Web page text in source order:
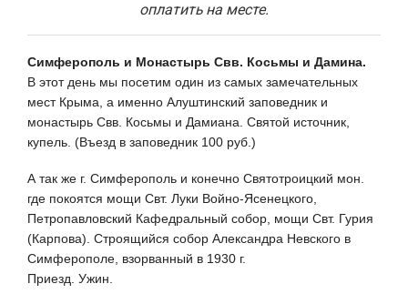
оплатить на месте.
Симферополь и Монастырь Свв. Косьмы и Дамина.
В этот день мы посетим один из самых замечательных
мест Крыма, а именно Алуштинский заповедник и
монастырь Свв. Косьмы и Дамиана. Святой источник,
купель. (Въезд в заповедник 100 руб.)
А так же г. Симферополь и конечно Святотроицкий мон.
где покоятся мощи Свт. Луки Войно-Ясенецкого,
Петропавловский Кафедральный собор, мощи Свт. Гурия
(Карпова). Строящийся собор Александра Невского в
Симферополе, взорванный в 1930 г.
Приезд. Ужин.